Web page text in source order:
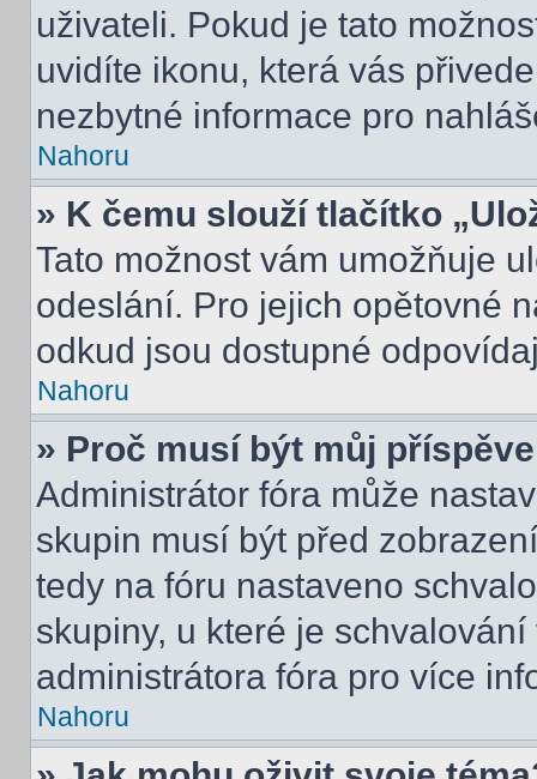
uživateli. Pokud je tato
uvidíte ikonu, která vás
nezbytné informace pro
Nahoru
» K čemu slouží tlačítko
Tato možnost vám umožňuje
odeslání. Pro jejich opětovné
odkud jsou dostupné
Nahoru
» Proč musí být můj
Administrátor fóra může
skupin musí být před
tedy na fóru nastaveno
skupiny, u které je
administrátora fóra pro více
Nahoru